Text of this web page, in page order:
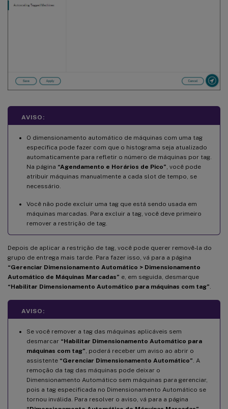
AVISO:
O dimensionamento automático de máquinas com uma tag
específica pode fazer com que o histograma seja atualizado
automaticamente para refletir o número de máquinas por tag.
Na página “Agendamento e Horários de Pico” , você pode
atribuir máquinas manualmente a cada slot de tempo, se
necessário.
Você não pode excluir uma tag que está sendo usada em
máquinas marcadas. Para excluir a tag, você deve primeiro
remover a restrição de tag.
Depois de aplicar a restrição de tag, você pode querer removê-la do
grupo de entrega mais tarde. Para fazer isso, vá para a página
“Gerenciar Dimensionamento Automático > Dimensionamento
Automático de Máquinas Marcadas” e, em seguida, desmarque
“Habilitar Dimensionamento Automático para máquinas com tag”
AVISO:
Se você remover a tag das máquinas aplicáveis sem
desmarcar “Habilitar Dimensionamento Automático para
máquinas com tag” , poderá receber um aviso ao abrir o
assistente “Gerenciar Dimensionamento Automático” . A
remoção da tag das máquinas pode deixar o
Dimensionamento Automático sem máquinas para gerenciar,
pois a tag especificada no Dimensionamento Automático se
tornou inválida. Para resolver o aviso, vá para a página